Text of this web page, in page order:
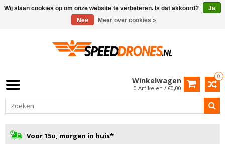
0
Winkelwagen
0 Artikelen / €0,00
Voor 15u, morgen in huis*
Wij slaan cookies op om onze website te verbeteren. Is dat akkoord?
Ja
Nee
Meer over cookies »